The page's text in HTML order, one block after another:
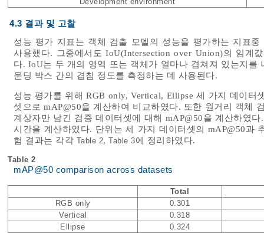
4.3 결과 및 고찰
성능 평가 지표는 객체 검출 모델의 성능을 평가하는 지표
사용했다. 그중에서도 IoU(Intersection over Union)의 임계
다. IoU는 두 개의 영역 또는 객체가 얼마나 겹쳐져 있는지
운딩 박스 간의 겹침 정도를 측정하는 데 사용된다.
성능 평가를 위해 RGB only, Vertical, Ellipse 세 가지 데이
셋으로 mAP@50을 계산하여 비교하였다. 또한 원거리 객체
계상자만 남긴 검증 데이터셋에 대해 mAP@50을 계산하였
시간을 계산하였다. 단위는 세 가지 데이터셋의 mAP@50과
험 결과는 각각 Table 2, Table 3에 정리하였다.
Table 2
mAP@50 comparison across datasets
Total
RGB only
0.301
Vertical
0.318
Ellipse
0.324